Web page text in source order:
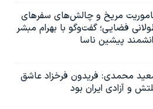
مریخ و چالش‌های سفرهای
فضایی؛ گفت‌وگو با بهرام مبشر
پیشین ناسا
محمدی: فریدون فرخزاد عاشق
و آزادی ایران بود